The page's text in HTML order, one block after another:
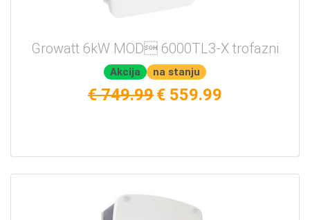
Growatt 6kW MOD 6000TL3-X trofazni
Akcija na stanju
€ 749.99€ 559.99